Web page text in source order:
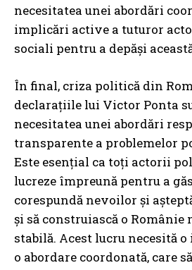
necesitatea unei abordări
implicări active a tuturor
sociali pentru a depăși
În final, criza politică din
declarațiile lui Victor Ponta
necesitatea unei abordări
transparente a problemelor
Este esențial ca toți actorii
lucreze împreună pentru a
corespundă nevoilor și
și să construiască o Românie
stabilă. Acest lucru necesită
o abordare coordonată, care